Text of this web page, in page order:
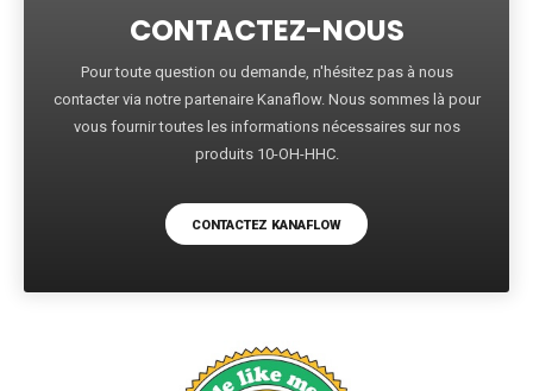
CONTACTEZ-NOUS
Pour toute question ou demande, n'hésitez pas à nous
contacter via notre partenaire Kanaflow. Nous sommes là pour
vous fournir toutes les informations nécessaires sur nos
produits 10-OH-HHC.
CONTACTEZ KANAFLOW